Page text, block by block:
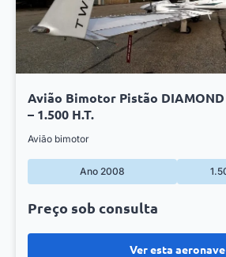
Avião Bimotor Pistão DIAMOND
– 1.500 H.T.
Avião bimotor
Ano 2008
Ver esta aeronave
Preço sob consulta